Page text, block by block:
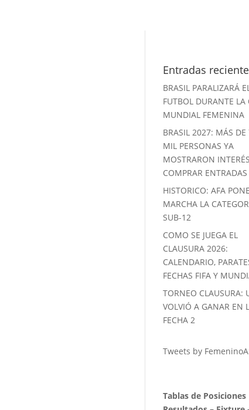
Entradas
BRASIL PARALIZARÁ
FUTBOL DURANTE LA
MUNDIAL FEMENINA
BRASIL 2027: MÁS DE
MIL PERSONAS YA
MOSTRARON
COMPRAR ENTRADAS
HISTORICO: AFA
MARCHA LA
SUB-12
COMO SE JUEGA EL
CLAUSURA 2026:
CALENDARIO,
FECHAS FIFA Y
TORNEO CLAUSURA:
VOLVIÓ A GANAR EN
FECHA 2
Tweets by
Tablas de Posiciones